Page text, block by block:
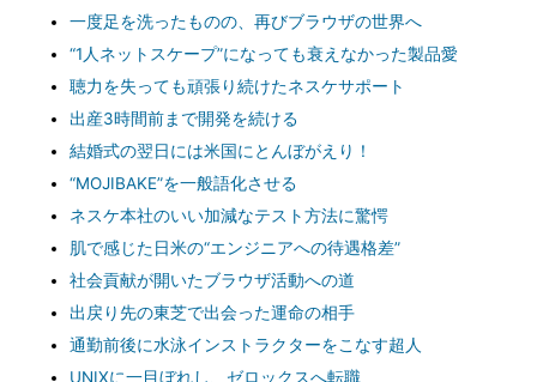
一度足を洗ったものの、再びブラウザの世界へ
“1人ネットスケープ”になっても衰えなかった製品愛
聴力を失っても頑張り続けたネスケサポート
出産3時間前まで開発を続ける
結婚式の翌日には米国にとんぼがえり！
“MOJIBAKE”を一般語化させる
ネスケ本社のいい加減なテスト方法に驚愕
肌で感じた日米の“エンジニアへの待遇格差”
社会貢献が開いたブラウザ活動への道
出戻り先の東芝で出会った運命の相手
通勤前後に水泳インストラクターをこなす超人
UNIXに一目ぼれし、ゼロックスへ転職